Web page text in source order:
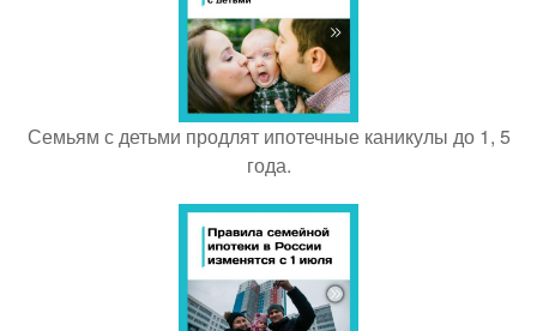
Семьям с детьми продлят ипотечные каникулы до 1, 5
года.